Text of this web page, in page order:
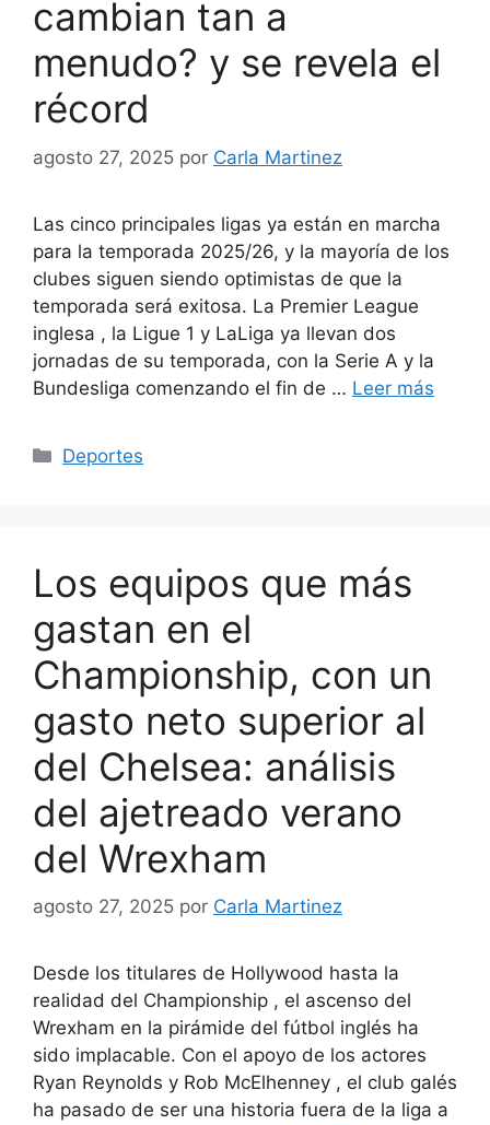
cambian tan a
menudo? y se revela el
récord
agosto 27, 2025 por Carla Martinez
Las cinco principales ligas ya están en marcha
para la temporada 2025/26, y la mayoría de los
clubes siguen siendo optimistas de que la
temporada será exitosa. La Premier League
inglesa , la Ligue 1 y LaLiga ya llevan dos
jornadas de su temporada, con la Serie A y la
Bundesliga comenzando el fin de … Leer más
Categorías
Deportes
Los equipos que más
gastan en el
Championship, con un
gasto neto superior al
del Chelsea: análisis
del ajetreado verano
del Wrexham
agosto 27, 2025 por Carla Martinez
Desde los titulares de Hollywood hasta la
realidad del Championship , el ascenso del
Wrexham en la pirámide del fútbol inglés ha
sido implacable. Con el apoyo de los actores
Ryan Reynolds y Rob McElhenney , el club galés
ha pasado de ser una historia fuera de la liga a